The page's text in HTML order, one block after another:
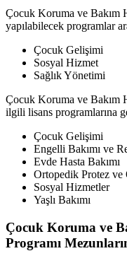
Çocuk Koruma ve Bakım
yapılabilecek programlar
Çocuk Gelişimi
Sosyal Hizmet
Sağlık Yönetimi
Çocuk Koruma ve Bakım
ilgili lisans programlarına
Çocuk Gelişimi
Engelli Bakımı ve
Evde Hasta Bakımı
Ortopedik Protez ve
Sosyal Hizmetler
Yaşlı Bakımı
Çocuk Koruma ve
Programı